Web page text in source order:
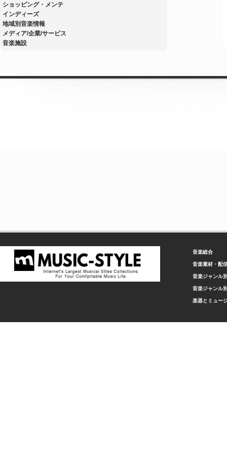
ショッピング・メンテ
インディーズ
地域別音楽情報
メディア/企業/サービス
音楽施設
音楽総合
音楽素材・配
音楽ジャンル
音楽ジャンル
楽器とミュー